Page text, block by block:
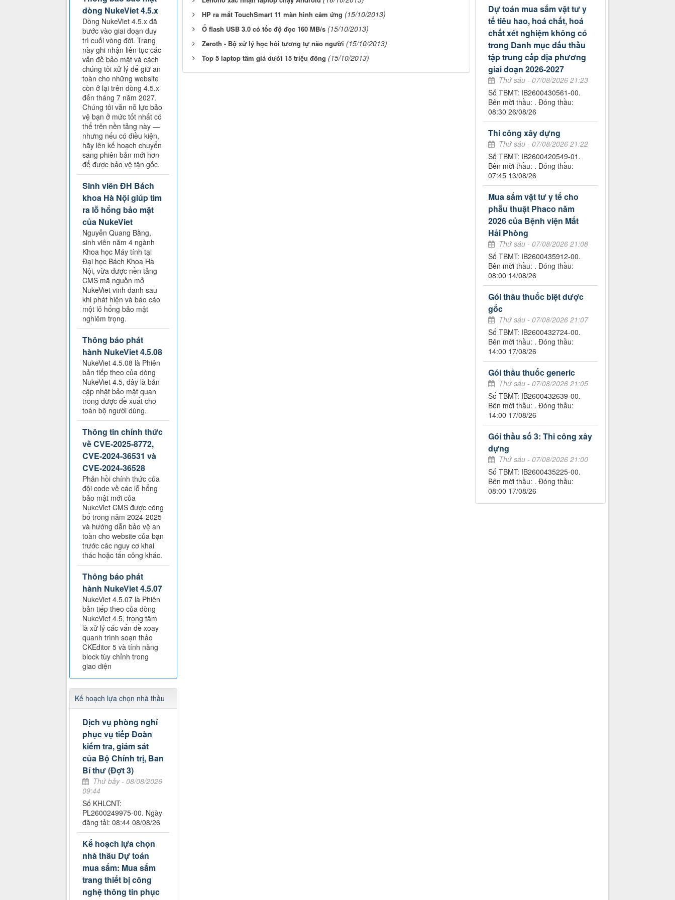
HP ra mắt TouchSmart 11 màn hình cảm ứng (15/10/2013)
Ổ flash USB 3.0 có tốc độ đọc 160 MB/s (15/10/2013)
Zeroth - Bộ xử lý học hỏi tương tự não người (15/10/2013)
Top 5 laptop tầm giá dưới 15 triệu đồng (15/10/2013)
Dự toán mua sắm vật tư y
tế tiêu hao, hoá chất, hoá
chất xét nghiệm không có
trong Danh mục đấu thầu
tập trung cấp địa phương
giai đoạn 2026-2027
Thứ sáu - 07/08/2026 21:23
Số TBMT: IB2600430561-00.
Bên mời thầu: . Đóng thầu:
08:30 26/08/26
Thi công xây dựng
Thứ sáu - 07/08/2026 21:22
Số TBMT: IB2600420549-01.
Bên mời thầu: . Đóng thầu:
07:45 13/08/26
Mua sắm vật tư y tế cho
phẫu thuật Phaco năm
2026 của Bệnh viện Mắt
Hải Phòng
Thứ sáu - 07/08/2026 21:08
Số TBMT: IB2600435912-00.
Bên mời thầu: . Đóng thầu:
08:00 14/08/26
Gói thầu thuốc biệt dược
gốc
Thứ sáu - 07/08/2026 21:07
Số TBMT: IB2600432724-00.
Bên mời thầu: . Đóng thầu:
14:00 17/08/26
Gói thầu thuốc generic
Thứ sáu - 07/08/2026 21:05
Số TBMT: IB2600432639-00.
Bên mời thầu: . Đóng thầu:
14:00 17/08/26
Gói thầu số 3: Thi công xây
dựng
Thứ sáu - 07/08/2026 21:00
Số TBMT: IB2600435225-00.
Bên mời thầu: . Đóng thầu:
08:00 17/08/26
dòng NukeViet 4.5.x
Dòng NukeViet 4.5.x đã
bước vào giai đoạn duy
trì cuối vòng đời. Trang
này ghi nhận liên tục các
vấn đề bảo mật và cách
chúng tôi xử lý để giữ an
toàn cho những website
còn ở lại trên dòng 4.5.x
đến tháng 7 năm 2027.
Chúng tôi vẫn nỗ lực bảo
vệ bạn ở mức tốt nhất có
thể trên nền tảng này —
nhưng nếu có điều kiện,
hãy lên kế hoạch chuyển
sang phiên bản mới hơn
để được bảo vệ tận gốc.
Sinh viên ĐH Bách
khoa Hà Nội giúp tìm
ra lỗ hổng bảo mật
của NukeViet
Nguyễn Quang Bằng,
sinh viên năm 4 ngành
Khoa học Máy tính tại
Đại học Bách Khoa Hà
Nội, vừa được nền tảng
CMS mã nguồn mở
NukeViet vinh danh sau
khi phát hiện và báo cáo
một lỗ hổng bảo mật
nghiêm trọng.
Thông báo phát
hành NukeViet 4.5.08
NukeViet 4.5.08 là Phiên
bản tiếp theo của dòng
NukeViet 4.5, đây là bản
cập nhật bảo mật quan
trong được đề xuất cho
toàn bộ người dùng.
Thông tin chính thức
về CVE-2025-8772,
CVE-2024-36531 và
CVE-2024-36528
Phản hồi chính thức của
đội code về các lỗ hổng
bảo mật mới của
NukeViet CMS được công
bố trong năm 2024-2025
và hướng dẫn bảo vệ an
toàn cho website của bạn
trước các nguy cơ khai
thác hoặc tấn công khác.
Thông báo phát
hành NukeViet 4.5.07
NukeViet 4.5.07 là Phiên
bản tiếp theo của dòng
NukeViet 4.5, trọng tâm
là xử lý các vấn đề xoay
quanh trình soạn thảo
CKEditor 5 và tính năng
block tùy chỉnh trong
giao diện
Kế hoạch lựa chọn nhà thầu
Dịch vụ phòng nghỉ
phục vụ tiếp Đoàn
kiểm tra, giám sát
của Bộ Chính trị, Ban
Bí thư (Đợt 3)
Thứ bảy - 08/08/2026
09:44
Số KHLCNT:
PL2600249975-00. Ngày
đăng tải: 08:44 08/08/26
Kế hoạch lựa chọn
nhà thầu Dự toán
mua sắm: Mua sắm
trang thiết bị công
nghệ thông tin phục